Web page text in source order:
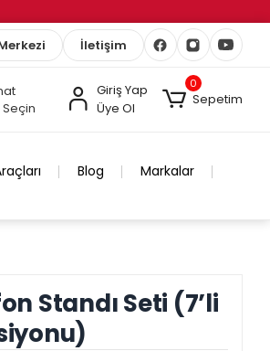
İletişim
Giriş Yap
Üye Ol
0
Sepetim
Blog Markalar
Standı Seti (7’li